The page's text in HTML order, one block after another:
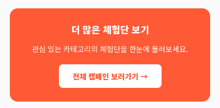
더 많은 체험단 보기
관심 있는 카테고리의 체험단을 한눈에 둘러보세요.
전체 캠페인 보러가기 →